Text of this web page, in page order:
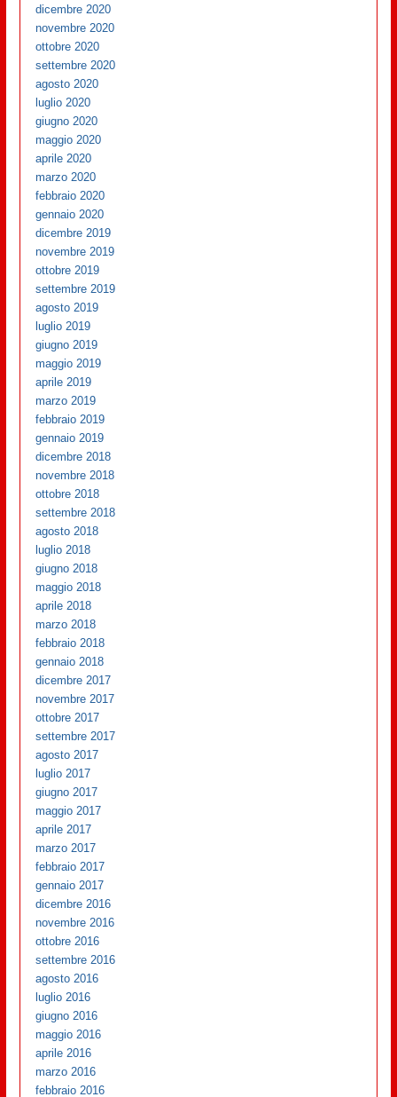
dicembre 2020
novembre 2020
ottobre 2020
settembre 2020
agosto 2020
luglio 2020
giugno 2020
maggio 2020
aprile 2020
marzo 2020
febbraio 2020
gennaio 2020
dicembre 2019
novembre 2019
ottobre 2019
settembre 2019
agosto 2019
luglio 2019
giugno 2019
maggio 2019
aprile 2019
marzo 2019
febbraio 2019
gennaio 2019
dicembre 2018
novembre 2018
ottobre 2018
settembre 2018
agosto 2018
luglio 2018
giugno 2018
maggio 2018
aprile 2018
marzo 2018
febbraio 2018
gennaio 2018
dicembre 2017
novembre 2017
ottobre 2017
settembre 2017
agosto 2017
luglio 2017
giugno 2017
maggio 2017
aprile 2017
marzo 2017
febbraio 2017
gennaio 2017
dicembre 2016
novembre 2016
ottobre 2016
settembre 2016
agosto 2016
luglio 2016
giugno 2016
maggio 2016
aprile 2016
marzo 2016
febbraio 2016